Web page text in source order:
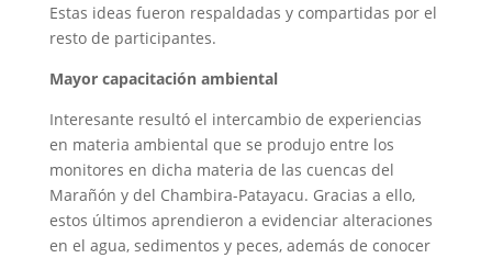
Estas ideas fueron respaldadas y compartidas por el
resto de participantes.
Mayor capacitación ambiental
Interesante resultó el intercambio de experiencias
en materia ambiental que se produjo entre los
monitores en dicha materia de las cuencas del
Marañón y del Chambira-Patayacu. Gracias a ello,
estos últimos aprendieron a evidenciar alteraciones
en el agua, sedimentos y peces, además de conocer